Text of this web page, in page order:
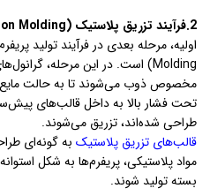
2.فرآیند تزریق پلاستیک (Injection Molding):
مخصوص ذوب می‌شوند تا به حالت مایع
تحت فشار بالا به داخل قالب‌های
طراحی شده‌اند، تزریق می‌شوند.
قالب‌های تزریق پلاستیک به گونه‌ای
مواد پلاستیکی، پریفرم‌ها به شکل
بسته تولید شوند.